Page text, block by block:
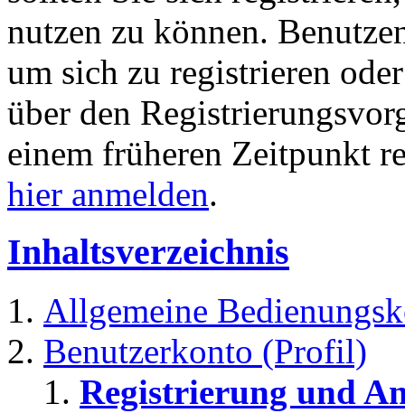
nutzen zu können.
um sich zu registrieren
über den
einem früheren Zeitpunkt
hier anmelden.
Inhaltsverzeichnis
Allgemeine
Benutzerkonto (Profil)
Registrierung und